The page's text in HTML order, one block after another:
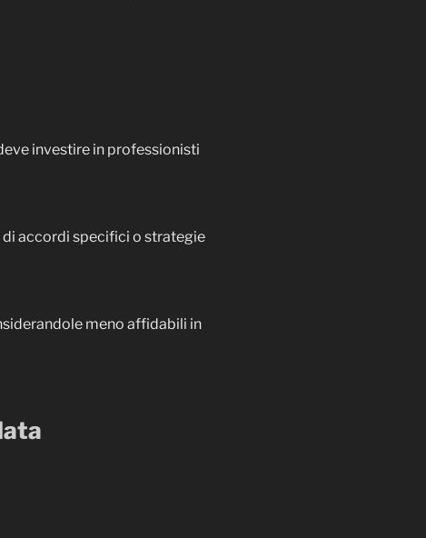
investire in professionisti
accordi specifici o strategie
meno affidabili in